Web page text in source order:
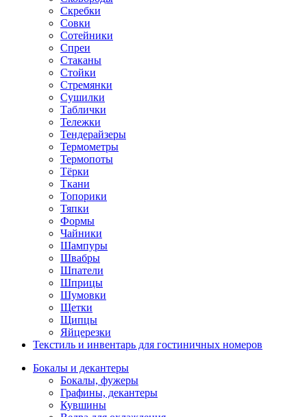
Скребки
Совки
Сотейники
Спреи
Стаканы
Стойки
Стремянки
Сушилки
Таблички
Тележки
Тендерайзеры
Термометры
Термопоты
Тёрки
Ткани
Топорики
Тяпки
Формы
Чайники
Шампуры
Швабры
Шпатели
Шприцы
Шумовки
Щетки
Щипцы
Яйцерезки
Текстиль и инвентарь для гостиничных номеров
Бокалы и декантеры
Бокалы, фужеры
Графины, декантеры
Кувшины